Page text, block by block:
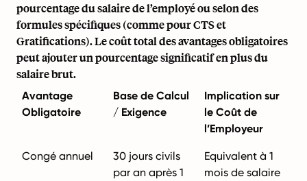
pourcentage du salaire de l’employé ou selon des
formules spécifiques (comme pour CTS et
Gratifications). Le coût total des avantages obligatoires
peut ajouter un pourcentage significatif en plus du
salaire brut.
Avantage
Obligatoire
Base de Calcul
/ Exigence
Implication sur
le Coût de
l’Employeur
Congé annuel
30 jours civils
par an après 1
Equivalent à 1
mois de salaire